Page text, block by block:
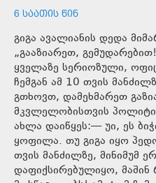
6 ᲡᲐᲐᲗᲘᲡ ᲬᲘᲜ
გიგა ავალიანის დედა
„გააზიარეთ,
ყველაზე სერიოზული,
ჩემგან ამ 10 თვის
გთხოვთ, დამეხმარეთ
მკვლელობისთვის
ახლა დაიწყეს:— უი, ეს
ყოფილა. თუ გიგა იყო
თვის მანძილზე, მინიმუმ
დაფიქსირებულიყო,